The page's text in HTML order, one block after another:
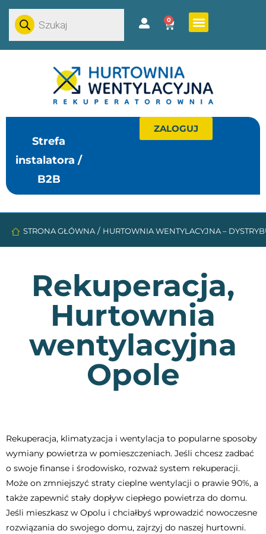
0
Strefa
instalatora /
B2B
ZALOGUJ
STRONA GŁÓWNA / HURTOWNIA WENTYLACYJNA –
Rekuperacja,
Hurtownia
wentylacyjna
Opole
Rekuperacja, klimatyzacja i wentylacja to popularne sposoby
wymiany powietrza w pomieszczeniach. Jeśli chcesz zadbać
o swoje finanse i środowisko, rozważ system rekuperacji.
Może on zmniejszyć straty cieplne wentylacji o prawie 90%, a
także zapewnić stały dopływ ciepłego powietrza do domu.
Jeśli mieszkasz w Opolu i chciałbyś wprowadzić nowoczesne
rozwiązania do swojego domu, zajrzyj do naszej hurtowni.